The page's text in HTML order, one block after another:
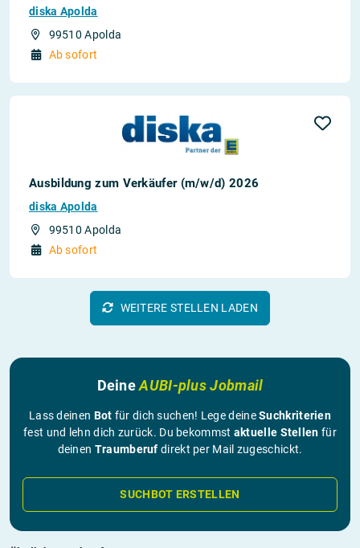
diska Apolda
99510 Apolda
Ab sofort
Ausbildung zum Verkäufer (m/w/d) 2026
diska Apolda
99510 Apolda
Ab sofort
WEITERE STELLEN LADEN
DeineAUBI-plus Jobmail
Lass deinen Bot für dich suchen! Lege deineSuchkriterien
fest und lehn dich zurück. Du bekommst aktuelle Stellen für
deinen Traumberuf direkt per Mail zugeschickt.
SUCHBOT ERSTELLEN